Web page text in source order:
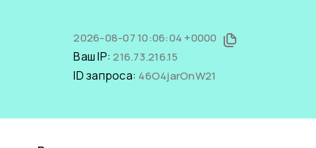
2026-08-07 10:06:04 +0000
Ваш IP:216.73.216.15
ID запроса: 46O4jarOnW21